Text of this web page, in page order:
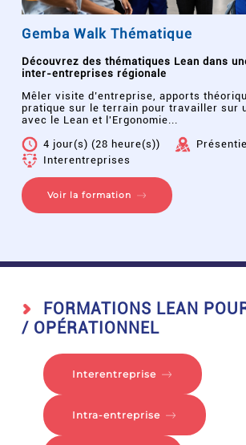
Gemba Walk Thématique
Découvrez des thématiques Lean dans
inter-entreprises régionale
Mêler visite d’entreprise, apports
pratique sur le terrain pour travailler sur
avec le Lean et l'Ergonomie...
4 jour(s) (28 heure(s))
Présentiel
Interentreprises
Voir la formation
FORMATIONS LEAN
/ OPÉRATIONNEL
Interentreprise
Intra-entreprise